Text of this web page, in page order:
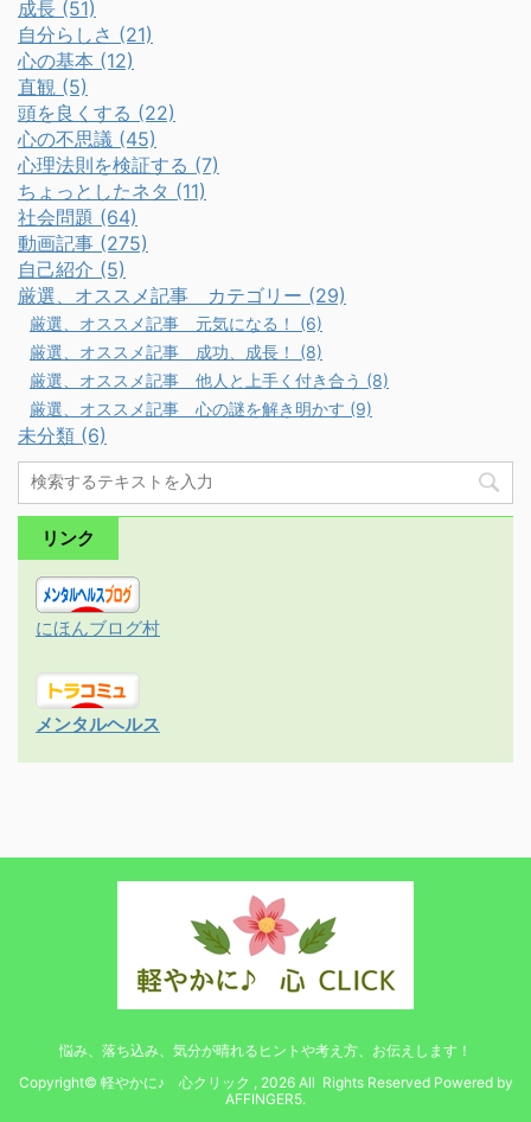
成長 (51)
自分らしさ (21)
心の基本 (12)
直観 (5)
頭を良くする (22)
心の不思議 (45)
心理法則を検証する (7)
ちょっとしたネタ (11)
社会問題 (64)
動画記事 (275)
自己紹介 (5)
厳選、オススメ記事 カテゴリー (29)
厳選、オススメ記事 元気になる！ (6)
厳選、オススメ記事 成功、成長！ (8)
厳選、オススメ記事 他人と上手く付き合う (8)
厳選、オススメ記事 心の謎を解き明かす (9)
未分類 (6)
リンク
にほんブログ村
メンタルヘルス
悩み、落ち込み、気分が晴れるヒントや考え方、お伝えします！
Copyright© 軽やかに♪ 心クリック , 2026 All Rights Reserved Powered by
AFFINGER5.